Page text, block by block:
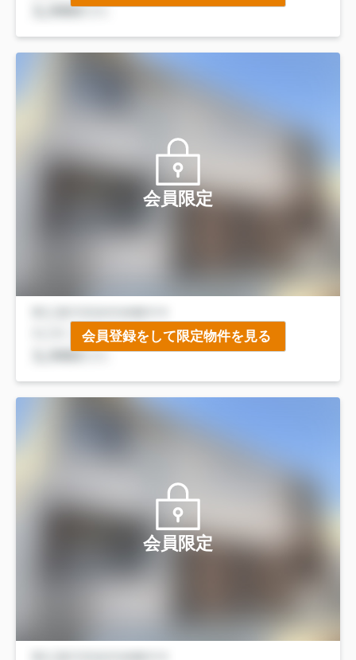
会員限定
会員登録をして限定物件を見る
会員限定